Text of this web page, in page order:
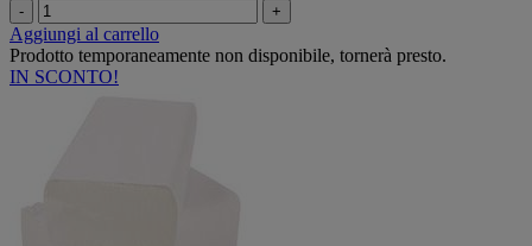
- +
Aggiungi al carrello
Prodotto temporaneamente non disponibile, tornerà presto.
IN SCONTO!